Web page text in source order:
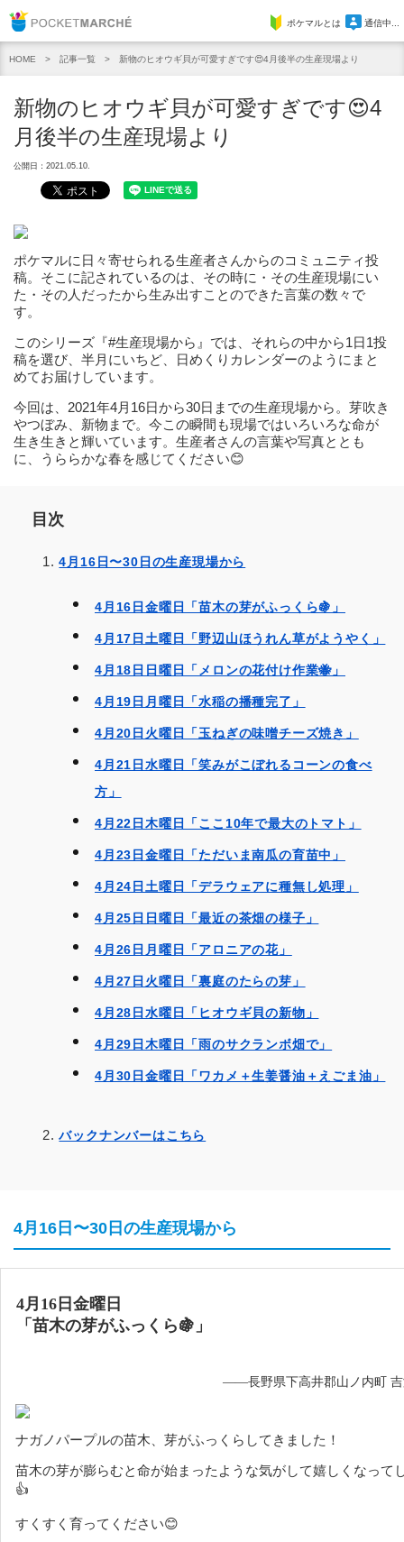
Pocket Marcheポケマルとは 通信中...
HOME 記事一覧 新物のヒオウギ貝が可愛すぎです😍4月後半の生産現場より
新物のヒオウギ貝が可愛すぎです😍4
月後半の生産現場より
公開日：2021.05.10.
ポケマルに日々寄せられる生産者さんからのコミュニティ投
稿。そこに記されているのは、その時に・その生産現場にい
た・その人だったから生み出すことのできた言葉の数々で
す。
このシリーズ『#生産現場から』では、それらの中から1日1投
稿を選び、半月にいちど、日めくりカレンダーのようにまと
めてお届けしています。
今回は、2021年4月16日から30日までの生産現場から。芽吹き
やつぼみ、新物まで。今この瞬間も現場ではいろいろな命が
生き生きと輝いています。生産者さんの言葉や写真ととも
に、うららかな春を感じてください😊
目次
4月16日〜30日の生産現場から
4月16日金曜日「苗木の芽がふっくら🍇」
4月17日土曜日「野辺山ほうれん草がようやく」
4月18日日曜日「メロンの花付け作業🐝」
4月19日月曜日「水稲の播種完了」
4月20日火曜日「玉ねぎの味噌チーズ焼き」
4月21日水曜日「笑みがこぼれるコーンの食べ
方」
4月22日木曜日「ここ10年で最大のトマト」
4月23日金曜日「ただいま南瓜の育苗中」
4月24日土曜日「デラウェアに種無し処理」
4月25日日曜日「最近の茶畑の様子」
4月26日月曜日「アロニアの花」
4月27日火曜日「裏庭のたらの芽」
4月28日水曜日「ヒオウギ貝の新物」
4月29日木曜日「雨のサクランボ畑で」
4月30日金曜日「ワカメ＋生姜醤油＋えごま油」
バックナンバーはこちら
4月16日〜30日の生産現場から
4月16日金曜日
「苗木の芽がふっくら🍇」
——長野県下高井郡山ノ内町 吉
ナガノパープルの苗木、芽がふっくらしてきました！
苗木の芽が膨らむと命が始まったような気がして嬉しくなって
👍
すくすく育ってください😊